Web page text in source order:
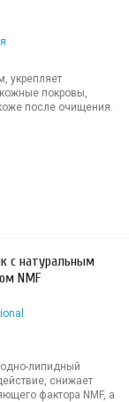
укрепляет
покровы,
после очищения.
с натуральным
NMF
липидный
снижает
фактора NMF, а